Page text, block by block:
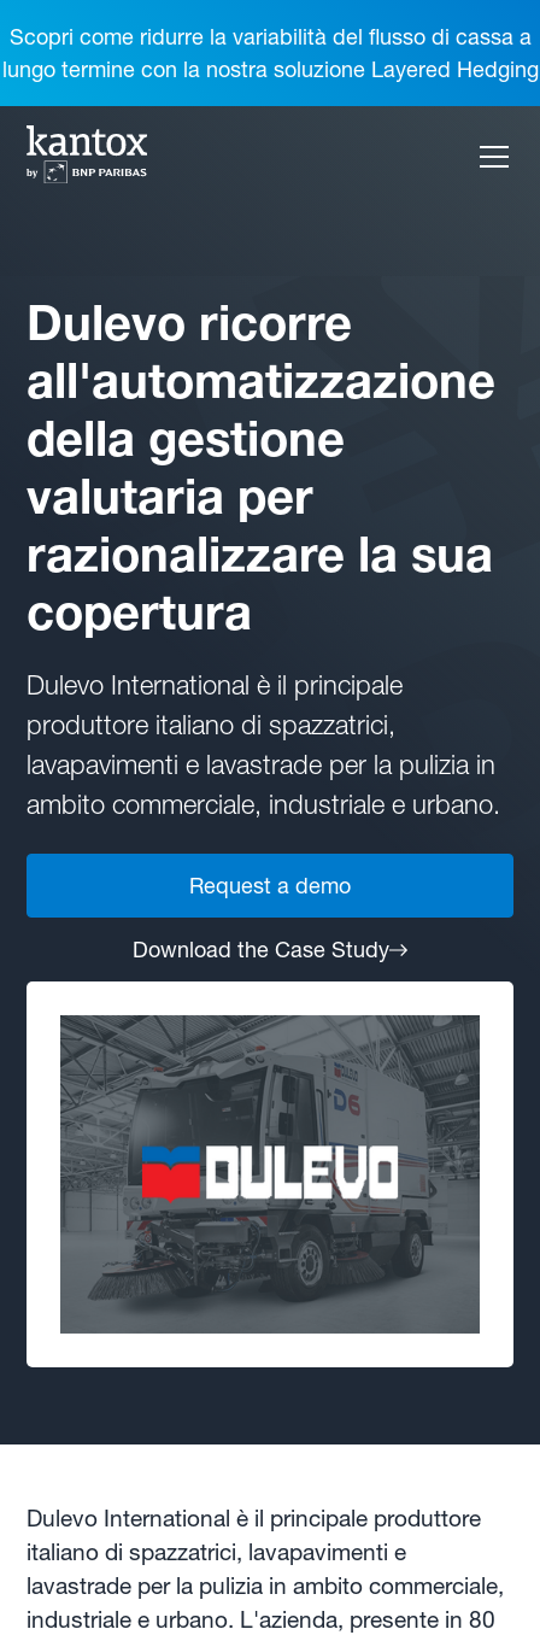
Scopri come ridurre la variabilità del flusso di cassa a
lungo termine con la nostra soluzione Layered Hedging
Dulevo ricorre
all'automatizzazione
della gestione
valutaria per
razionalizzare la sua
copertura
Dulevo International è il principale
produttore italiano di spazzatrici,
lavapavimenti e lavastrade per la pulizia in
ambito commerciale, industriale e urbano.
Request a demo
Download the Case Study
Dulevo International è il principale produttore
italiano di spazzatrici, lavapavimenti e
lavastrade per la pulizia in ambito commerciale,
industriale e urbano. L'azienda, presente in 80